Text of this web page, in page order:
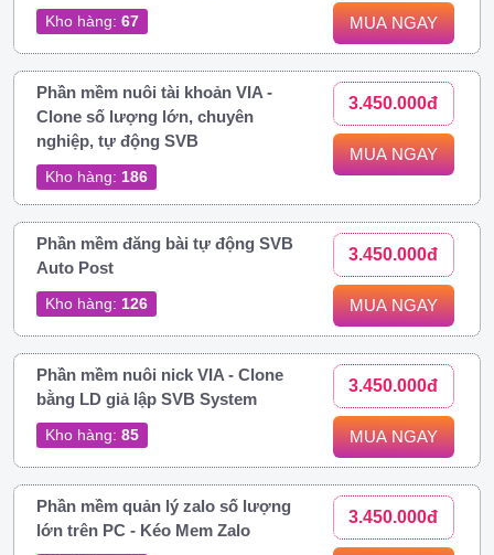
Kho hàng: 67 MUA NGAY
Phần mềm nuôi tài khoản VIA -
Clone số lượng lớn, chuyên
nghiệp, tự động SVB
Kho hàng: 186
3.450.000đ
MUA NGAY
Phần mềm đăng bài tự động SVB
Auto Post
Kho hàng: 126
3.450.000đ
MUA NGAY
Phần mềm nuôi nick VIA - Clone
bằng LD giả lập SVB System
Kho hàng: 85
3.450.000đ
MUA NGAY
Phần mềm quản lý zalo số lượng
lớn trên PC - Kéo Mem Zalo
3.450.000đ